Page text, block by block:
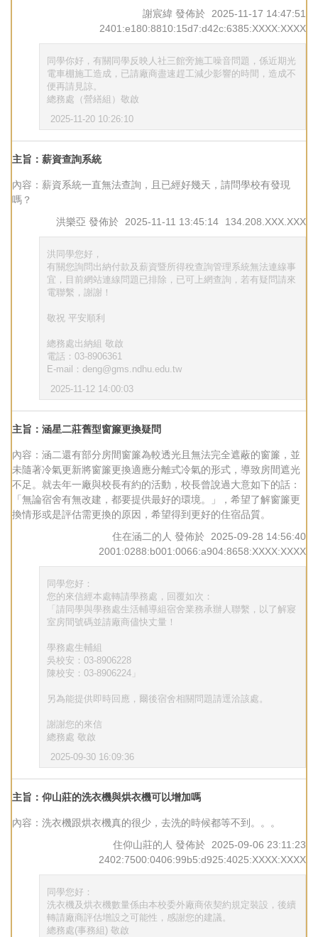
謝宸緯 發佈於 2025-11-17 14:47:51
2401:e180:8810:15d7:d42c:6385:XXXX:XXXX
同學你好，有關同學反映人社三館旁施工噪音問題，係近期光
電車棚施工造成，已請廠商盡速趕工減少影響的時間，造成不
便再請見諒。
總務處（營繕組）敬啟
2025-11-20 10:26:10
主旨：薪資查詢系統
內容：薪資系統一直無法查詢，且已經好幾天，請問學校有發現
嗎？
洪樂亞 發佈於 2025-11-11 13:45:14 134.208.XXX.XXX
洪同學您好，
有關您詢問出納付款及薪資暨所得稅查詢管理系統無法連線事
宜，目前網站連線問題已排除，已可上網查詢，若有疑問請來
電聯繫，謝謝！
敬祝 平安順利
總務處出納組 敬啟
電話：03-8906361
E-mail：deng@gms.ndhu.edu.tw
2025-11-12 14:00:03
主旨：涵星二莊舊型窗簾更換疑問
內容：涵二還有部分房間窗簾為較透光且無法完全遮蔽的窗簾，並
未隨著冷氣更新將窗簾更換適應分離式冷氣的形式，導致房間遮光
不足。就去年一廠與校長有約的活動，校長曾說過大意如下的話：
「無論宿舍有無改建，都要提供最好的環境。」，希望了解窗簾更
換情形或是評估需更換的原因，希望得到更好的住宿品質。
住在涵二的人 發佈於 2025-09-28 14:56:40
2001:0288:b001:0066:a904:8658:XXXX:XXXX
同學您好：
您的來信經本處轉請學務處，回覆如次：
「請同學與學務處生活輔導組宿舍業務承辦人聯繫，以了解寢
室房間號碼並請廠商儘快丈量！
學務處生輔組
吳校安：03-8906228
陳校安：03-8906224」
另為能提供即時回應，爾後宿舍相關問題請逕洽該處。
謝謝您的來信
總務處 敬啟
2025-09-30 16:09:36
主旨：仰山莊的洗衣機與烘衣機可以增加嗎
內容：洗衣機跟烘衣機真的很少，去洗的時候都等不到。。。
住仰山莊的人 發佈於 2025-09-06 23:11:23
2402:7500:0406:99b5:d925:4025:XXXX:XXXX
同學您好：
洗衣機及烘衣機數量係由本校委外廠商依契約規定裝設，後續
轉請廠商評估增設之可能性，感謝您的建議。
總務處(事務組) 敬啟